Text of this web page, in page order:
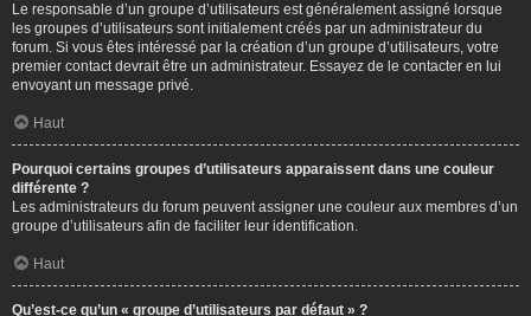
Le responsable d’un groupe d’utilisateurs est généralement assigné lorsque
les groupes d’utilisateurs sont initialement créés par un administrateur du
forum. Si vous êtes intéressé par la création d’un groupe d’utilisateurs, votre
premier contact devrait être un administrateur. Essayez de le contacter en lui
envoyant un message privé.
Haut
Pourquoi certains groupes d’utilisateurs apparaissent dans une couleur
différente ?
Les administrateurs du forum peuvent assigner une couleur aux membres d’un
groupe d’utilisateurs afin de faciliter leur identification.
Haut
Qu’est-ce qu’un « groupe d’utilisateurs par défaut » ?